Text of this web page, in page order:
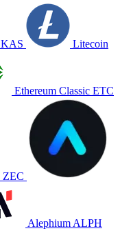
KAS Litecoin
Ethereum Classic ETC
ZEC
Alephium ALPH